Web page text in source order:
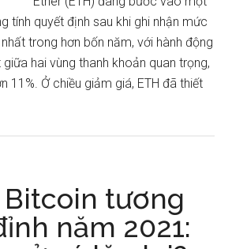
tính quyết định sau khi ghi nhận mức
trong hơn bốn năm, với hành động
hai vùng thanh khoản quan trọng,
11%. Ở chiều giảm giá, ETH đã thiết
Bitcoin tương
năm 2021: